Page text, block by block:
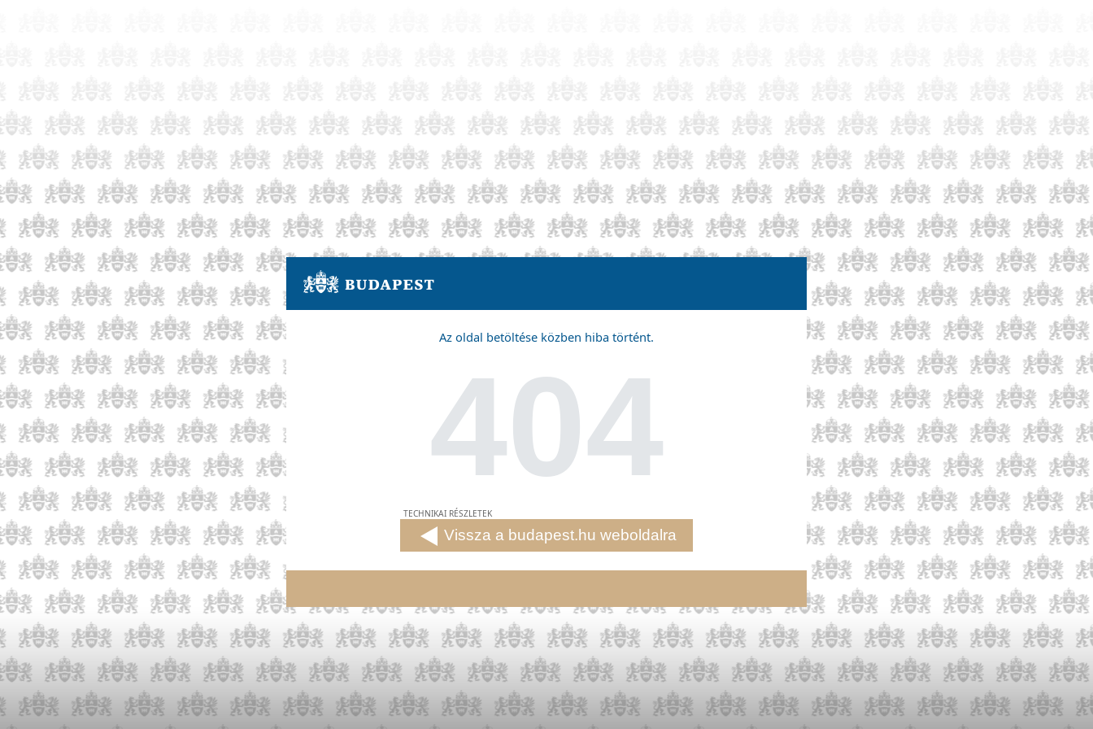
Az oldal betöltése közben hiba történt.
404
TECHNIKAI RÉSZLETEK
Vissza a budapest.hu weboldalra